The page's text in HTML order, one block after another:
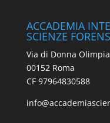
ACCADEMIA
SCIENZE
Via di Donna
00152 Roma
CF 97964830588